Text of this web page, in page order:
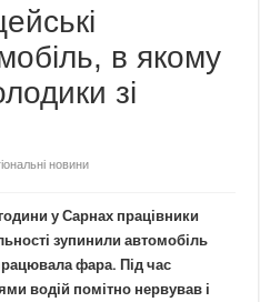
в якому
зі
новини
у Сарнах працівники
зупинили автомобіль
фара. Під час
водій помітно нервував і